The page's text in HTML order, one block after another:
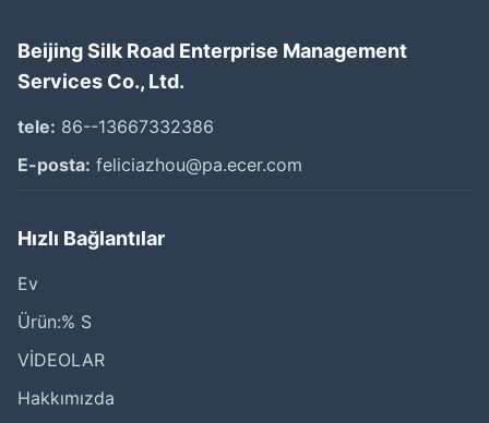
Beijing Silk Road Enterprise Management
Services Co., Ltd.
tele: 86--13667332386
E-posta: feliciazhou@pa.ecer.com
Hızlı Bağlantılar
Ev
Ürün:% S
VİDEOLAR
Hakkımızda